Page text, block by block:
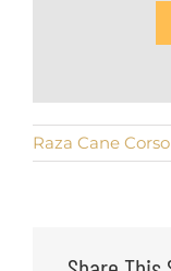
Raza Cane Corso